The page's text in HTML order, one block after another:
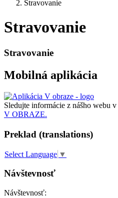
Stravovanie
Stravovanie
Stravovanie
Mobilná aplikácia
Sledujte informácie z nášho webu v
V OBRAZE.
Preklad (translations)
Select Language ▼
Návštevnosť
Návštevnosť: